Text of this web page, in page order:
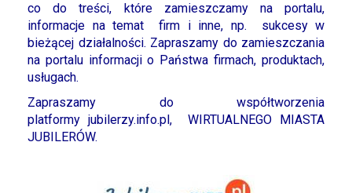
co do treści, które zamieszczamy na portalu,
informacje na temat firm i inne, np. sukcesy w
bieżącej działalności. Zapraszamy do zamieszczania
na portalu informacji o Państwa firmach, produktach,
usługach.
Zapraszamy do współtworzenia
platformy jubilerzy.info.pl, WIRTUALNEGO MIASTA
JUBILERÓW.